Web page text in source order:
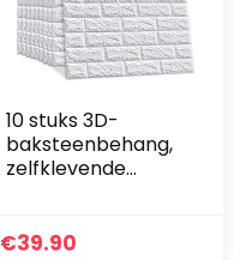
10 stuks 3D-
baksteenbehang,
zelfklevende
waterbestendig,
€39.90